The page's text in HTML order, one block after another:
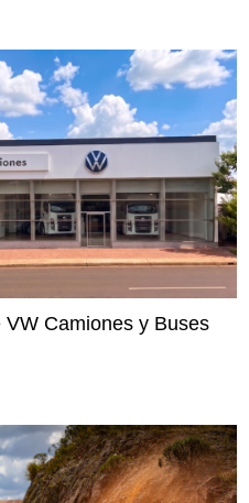
Camiones y Buses